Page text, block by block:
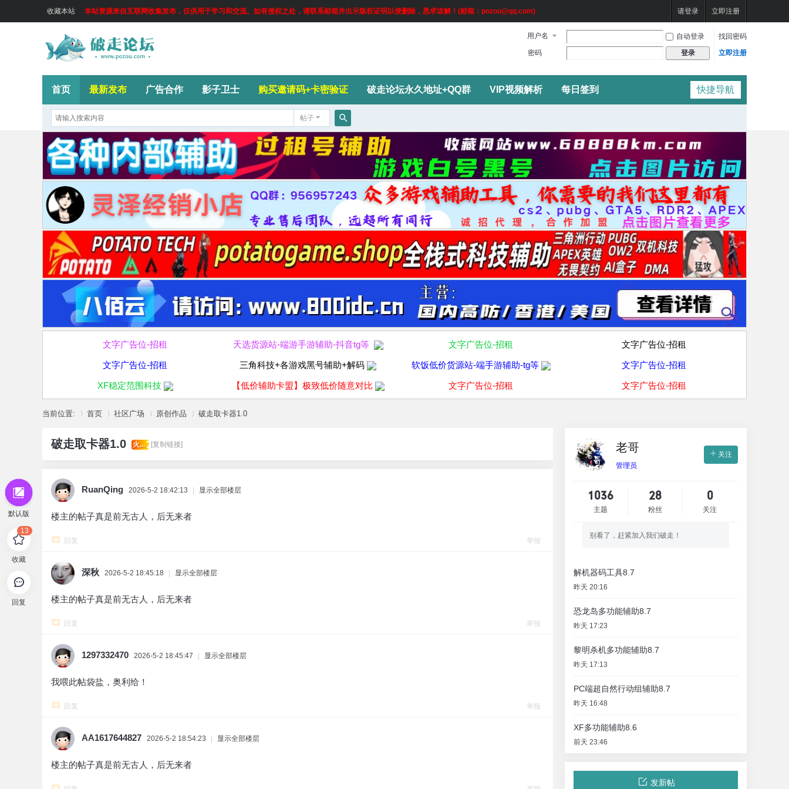
收藏本站 本站资源来自互联网收集发布，仅供用于学习和交流。如有侵权之处，请联系邮箱并出示版权证明以便删除，恳求谅解！(邮箱：pozou@qq.com) 请登录 立即注册
用户名 自动登录
找回密码
密码
登录 立即注册
快捷导航
首页 最新发布 广告合作 影子卫士 购买邀请码+卡密验证 破走论坛永久地址+QQ群 VIP视频解析 每日签到
帖子
搜
索
文字广告位-招租 天选货源站-端游手游辅助-抖音tg等 文字广告位-招租 文字广告位-招租
文字广告位-招租 三角科技+各游戏黑号辅助+解码 软饭低价货源站-端手游辅助-tg等 文字广告位-招租
XF稳定范围科技 【低价辅助卡盟】极致低价随意对比 文字广告位-招租 文字广告位-招租
当前位置: 首页 社区广场 原创作品 破走取卡器1.0
默认版
收藏
13
回复
破走取卡器1.0 火... [复制链接]
RuanQing 2026-5-2 18:42:13 显示全部楼层
楼主的帖子真是前无古人，后无来者
回复 举报
深秋 2026-5-2 18:45:18 显示全部楼层
楼主的帖子真是前无古人，后无来者
回复 举报
1297332470 2026-5-2 18:45:47 显示全部楼层
我喂此帖袋盐，奥利给！
回复 举报
AA1617644827 2026-5-2 18:54:23 显示全部楼层
楼主的帖子真是前无古人，后无来者
老哥
管理员
关注
1036
主题
28
粉丝
0
关注
别看了，赶紧加入我们破走！
解机器码工具8.7
昨天 20:16
恐龙岛多功能辅助8.7
昨天 17:23
黎明杀机多功能辅助8.7
昨天 17:13
PC端超自然行动组辅助8.7
昨天 16:48
XF多功能辅助8.6
前天 23:46
发新帖